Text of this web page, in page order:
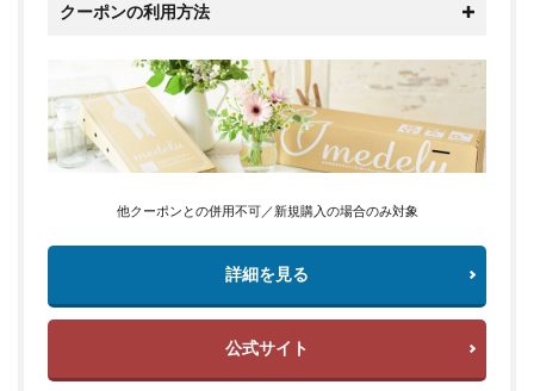
クーポンの利用方法
他クーポンとの併用不可／新規購入の場合のみ対象
詳細を見る
公式サイト